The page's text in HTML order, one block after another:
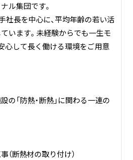
？
千葉県銚子市を拠点に冷凍・冷蔵
門に行う建設会社です。
な冷凍庫や冷蔵庫。その「冷たさ」
特殊な断熱材の施工を行っていま
したワンストップ施工が強みで
ル集団です。
社長を中心に、平均年齢の若い活
います。未経験からでも一生モ
心して長く働ける環境をご用意
の「防熱・断熱」に関わる一連の
（断熱材の取り付け）